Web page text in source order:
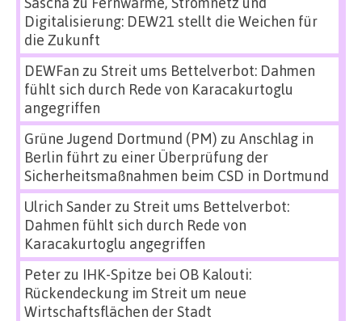
Digitalisierung: DEW21 stellt die Weichen für
die Zukunft
DEWFan zu Streit ums Bettelverbot: Dahmen
fühlt sich durch Rede von Karacakurtoglu
angegriffen
Grüne Jugend Dortmund (PM) zu Anschlag in
Berlin führt zu einer Überprüfung der
Sicherheitsmaßnahmen beim CSD in Dortmund
Ulrich Sanderzu Streit ums Bettelverbot:
Dahmen fühlt sich durch Rede von
Karacakurtoglu angegriffen
Peterzu IHK-Spitze bei OB Kalouti:
Rückendeckung im Streit um neue
Wirtschaftsflächen der Stadt